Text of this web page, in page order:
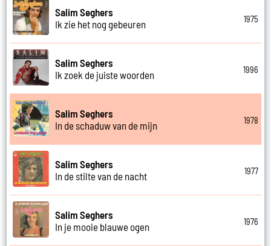
Salim Seghers
Ik zie het nog gebeuren
1975
Salim Seghers
Ik zoek de juiste woorden
1996
Salim Seghers
In de schaduw van de mijn
1978
Salim Seghers
In de stilte van de nacht
1977
Salim Seghers
In je mooie blauwe ogen
1976